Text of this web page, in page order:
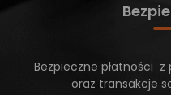
Bezpieczne płatności z
oraz transakcje